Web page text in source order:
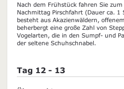
Nach dem Frühstück fahren Sie
Nachmittag Pirschfahrt (Dauer ca. 1
besteht aus Akazienwäldern,
beherbergt eine große Zahl von
Vogelarten, die in den Sumpf- und
der seltene Schuhschnabel.
Tag 12 - 13